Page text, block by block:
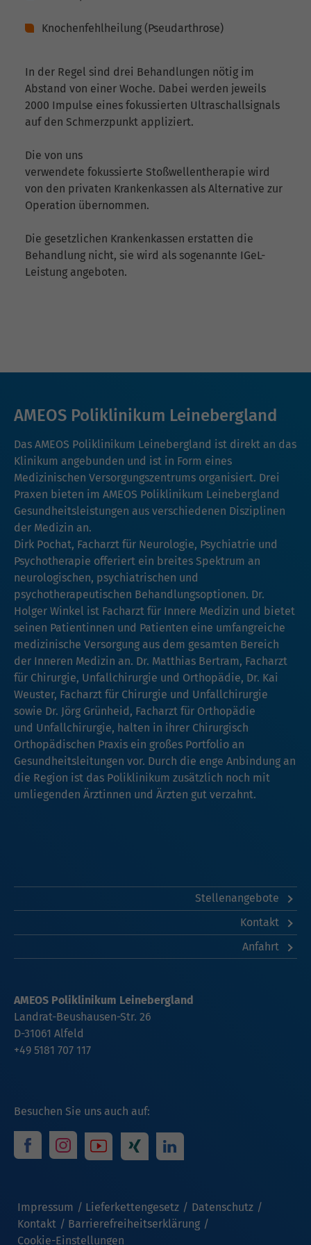
Knochenfehlheilung (Pseudarthrose)
In der Regel sind drei Behandlungen nötig im
Abstand von einer Woche. Dabei werden jeweils
2000 Impulse eines fokussierten Ultraschallsignals
auf den Schmerzpunkt appliziert.
Die von uns
verwendete fokussierte Stoßwellentherapie wird
von den privaten Krankenkassen als Alternative zur
Operation übernommen.
Die gesetzlichen Krankenkassen erstatten die
Behandlung nicht, sie wird als sogenannte IGeL-
Leistung angeboten.
AMEOS Poliklinikum Leinebergland
Das AMEOS Poliklinikum Leinebergland ist direkt an das
Klinikum angebunden und ist in Form eines
Medizinischen Versorgungszentrums organisiert. Drei
Praxen bieten im AMEOS Poliklinikum Leinebergland
Gesundheitsleistungen aus verschiedenen Disziplinen
der Medizin an.
Dirk Pochat, Facharzt für Neurologie, Psychiatrie und
Psychotherapie offeriert ein breites Spektrum an
neurologischen, psychiatrischen und
psychotherapeutischen Behandlungsoptionen. Dr.
Holger Winkel ist Facharzt für Innere Medizin und bietet
seinen Patientinnen und Patienten eine umfangreiche
medizinische Versorgung aus dem gesamten Bereich
der Inneren Medizin an. Dr. Matthias Bertram, Facharzt
für Chirurgie, Unfallchirurgie und Orthopädie, Dr. Kai
Weuster, Facharzt für Chirurgie und Unfallchirurgie
sowie Dr. Jörg Grünheid, Facharzt für Orthopädie
und Unfallchirurgie, halten in ihrer Chirurgisch
Orthopädischen Praxis ein großes Portfolio an
Gesundheitsleitungen vor. Durch die enge Anbindung an
die Region ist das Poliklinikum zusätzlich noch mit
umliegenden Ärztinnen und Ärzten gut verzahnt.
Stellenangebote
Kontakt
Anfahrt
Besuchen Sie uns auch auf:
Impressum Lieferkettengesetz
Datenschutz
Kontakt
Barrierefreiheitserklärung
Cookie-Einstellungen
AMEOS Poliklinikum Leinebergland
Landrat-Beushausen-Str. 26
D-31061 Alfeld
+49 5181 707 117